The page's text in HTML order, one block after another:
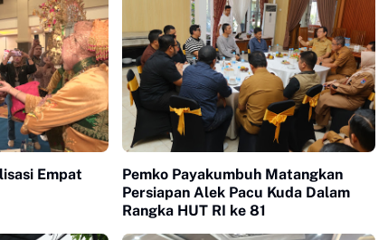
Empat
Pemko Payakumbuh Matangkan
Persiapan Alek Pacu Kuda Dalam
Rangka HUT RI ke 81